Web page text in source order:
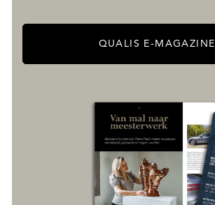
QUALIS E-MAGAZINE